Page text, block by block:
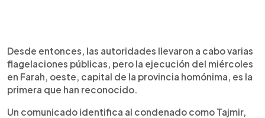
Desde entonces, las autoridades llevaron a cabo varias
flagelaciones públicas, pero la ejecución del miércoles
en Farah, oeste, capital de la provincia homónima, es la
primera que han reconocido.
Un comunicado identifica al condenado como Tajmir,